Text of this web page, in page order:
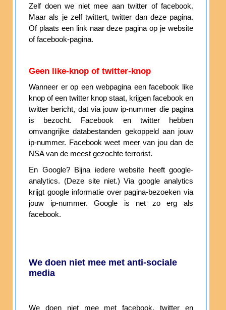
Zelf doen we niet mee aan twitter of facebook.
Maar als je zelf twittert, twitter dan deze pagina.
Of plaats een link naar deze pagina op je website
of facebook-pagina.
Geen like-knop of twitter-knop
Wanneer er op een webpagina een facebook like
knop of een twitter knop staat, krijgen facebook en
twitter bericht, dat via jouw ip-nummer die pagina
is bezocht. Facebook en twitter hebben
omvangrijke databestanden gekoppeld aan jouw
ip-nummer. Facebook weet meer van jou dan de
NSA van de meest gezochte terrorist.
En Google? Bijna iedere website heeft google-
analytics. (Deze site niet.) Via google analytics
krijgt google informatie over pagina-bezoeken via
jouw ip-nummer. Google is net zo erg als
facebook.
We doen niet mee met anti-sociale
media
We doen niet mee met facebook, twitter en